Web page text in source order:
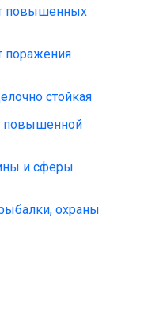
повышенных
поражения
стойкая
повышенной
и сферы
охраны